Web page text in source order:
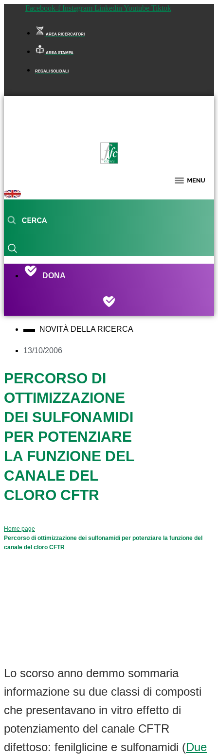
Facebook-f Instagram Linkedin Youtube Tiktok
AREA RICERCATORI
AREA STAMPA
REGALI SOLIDALI
DONA
NOVITÀ DELLA RICERCA
13/10/2006
PERCORSO DI
OTTIMIZZAZIONE
DEI SULFONAMIDI
PER POTENZIARE
LA FUNZIONE DEL
CANALE DEL
CLORO CFTR
Home page
Percorso di ottimizzazione dei sulfonamidi per potenziare la funzione del
canale del cloro CFTR
Lo scorso anno demmo sommaria
informazione su due classi di composti
che presentavano in vitro effetto di
potenziamento del canale CFTR
difettoso: fenilglicine e sulfonamidi (Due